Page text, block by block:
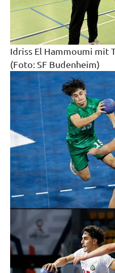
Idriss El Hammoumi mit
(Foto: SF Budenheim)